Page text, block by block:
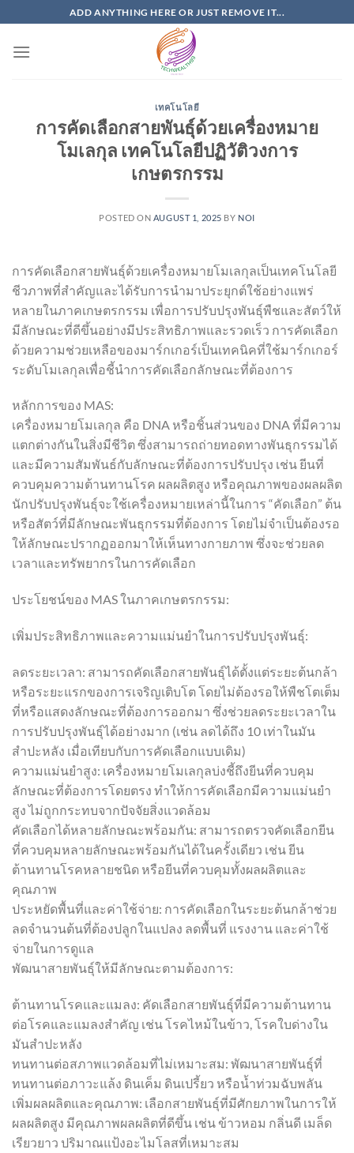
to
content
ADD ANYTHING HERE OR JUST REMOVE IT...
เทคโนโลยี
การคัดเลือกสายพันธุ์ด้วยเครื่องหมาย
โมเลกุล เทคโนโลยีปฏิวัติวงการ
เกษตรกรรม
POSTED ON AUGUST 1, 2025 BY NOI
การคัดเลือกสายพันธุ์ด้วยเครื่องหมายโมเลกุลเป็นเทคโนโลยี
ชีวภาพที่สำคัญและได้รับการนำมาประยุกต์ใช้อย่างแพร่
หลายในภาคเกษตรกรรม เพื่อการปรับปรุงพันธุ์พืชและสัตว์ให้
มีลักษณะที่ดีขึ้นอย่างมีประสิทธิภาพและรวดเร็ว การคัดเลือก
ด้วยความช่วยเหลือของมาร์กเกอร์เป็นเทคนิคที่ใช้มาร์กเกอร์
ระดับโมเลกุลเพื่อชี้นำการคัดเลือกลักษณะที่ต้องการ
หลักการของ MAS:
เครื่องหมายโมเลกุล คือ DNA หรือชิ้นส่วนของ DNA ที่มีความ
แตกต่างกันในสิ่งมีชีวิต ซึ่งสามารถถ่ายทอดทางพันธุกรรมได้
และมีความสัมพันธ์กับลักษณะที่ต้องการปรับปรุง เช่น ยีนที่
ควบคุมความต้านทานโรค ผลผลิตสูง หรือคุณภาพของผลผลิต
นักปรับปรุงพันธุ์จะใช้เครื่องหมายเหล่านี้ในการ “คัดเลือก” ต้น
หรือสัตว์ที่มีลักษณะพันธุกรรมที่ต้องการ โดยไม่จำเป็นต้องรอ
ให้ลักษณะปรากฏออกมาให้เห็นทางกายภาพ ซึ่งจะช่วยลด
เวลาและทรัพยากรในการคัดเลือก
ประโยชน์ของ MAS ในภาคเกษตรกรรม:
เพิ่มประสิทธิภาพและความแม่นยำในการปรับปรุงพันธุ์:
ลดระยะเวลา: สามารถคัดเลือกสายพันธุ์ได้ตั้งแต่ระยะต้นกล้า
หรือระยะแรกของการเจริญเติบโต โดยไม่ต้องรอให้พืชโตเต็ม
ที่หรือแสดงลักษณะที่ต้องการออกมา ซึ่งช่วยลดระยะเวลาใน
การปรับปรุงพันธุ์ได้อย่างมาก (เช่น ลดได้ถึง 10 เท่าในมัน
สำปะหลัง เมื่อเทียบกับการคัดเลือกแบบเดิม)
ความแม่นยำสูง: เครื่องหมายโมเลกุลบ่งชี้ถึงยีนที่ควบคุม
ลักษณะที่ต้องการโดยตรง ทำให้การคัดเลือกมีความแม่นยำ
สูง ไม่ถูกกระทบจากปัจจัยสิ่งแวดล้อม
คัดเลือกได้หลายลักษณะพร้อมกัน: สามารถตรวจคัดเลือกยีน
ที่ควบคุมหลายลักษณะพร้อมกันได้ในครั้งเดียว เช่น ยีน
ต้านทานโรคหลายชนิด หรือยีนที่ควบคุมทั้งผลผลิตและ
คุณภาพ
ประหยัดพื้นที่และค่าใช้จ่าย: การคัดเลือกในระยะต้นกล้าช่วย
ลดจำนวนต้นที่ต้องปลูกในแปลง ลดพื้นที่ แรงงาน และค่าใช้
จ่ายในการดูแล
พัฒนาสายพันธุ์ให้มีลักษณะตามต้องการ:
ต้านทานโรคและแมลง: คัดเลือกสายพันธุ์ที่มีความต้านทาน
ต่อโรคและแมลงสำคัญ เช่น โรคไหม้ในข้าว, โรคใบด่างใน
มันสำปะหลัง
ทนทานต่อสภาพแวดล้อมที่ไม่เหมาะสม: พัฒนาสายพันธุ์ที่
ทนทานต่อภาวะแล้ง ดินเค็ม ดินเปรี้ยว หรือน้ำท่วมฉับพลัน
เพิ่มผลผลิตและคุณภาพ: เลือกสายพันธุ์ที่มีศักยภาพในการให้
ผลผลิตสูง มีคุณภาพผลผลิตที่ดีขึ้น เช่น ข้าวหอม กลิ่นดี เมล็ด
เรียวยาว ปริมาณแป้งอะไมโลสที่เหมาะสม